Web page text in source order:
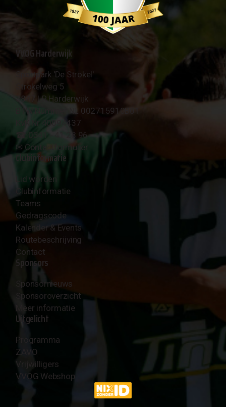
VVOG Harderwijk
Sportpark 'De Strokel'
Strokelweg 5
3847 LR Harderwijk
BTW Nummer NL 002715910B01
KvK Nr 40094437
☎︎ 0341 - 41 28 96
✉︎ Contactformulier
Clubinformatie
Lid worden
Clubinformatie
Teams
Gedragscode
Kalender & Events
Routebeschrijving
Contact
Sponsors
Sponsornieuws
Sponsoroverzicht
Meer informatie
Uitgelicht
Programma
ZAVO
Vrijwilligers
VVOG Webshop